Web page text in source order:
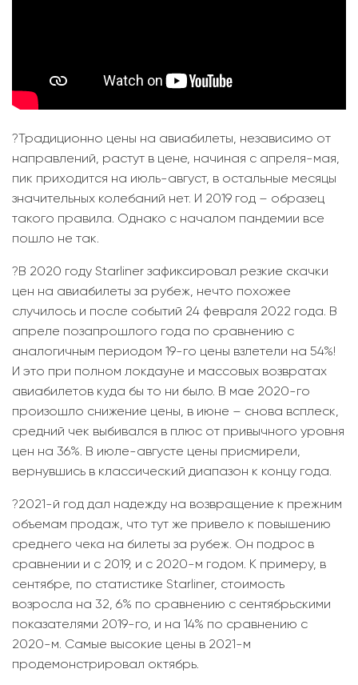
?Традиционно цены на авиабилеты, независимо от
направлений, растут в цене, начиная с апреля-мая,
пик приходится на июль-август, в остальные месяцы
значительных колебаний нет. И 2019 год – образец
такого правила. Однако с началом пандемии все
пошло не так.
?В 2020 году Starliner зафиксировал резкие скачки
цен на авиабилеты за рубеж, нечто похожее
случилось и после событий 24 февраля 2022 года. В
апреле позапрошлого года по сравнению с
аналогичным периодом 19-го цены взлетели на 54%!
И это при полном локдауне и массовых возвратах
авиабилетов куда бы то ни было. В мае 2020-го
произошло снижение цены, в июне – снова всплеск,
средний чек выбивался в плюс от привычного уровня
цен на 36%. В июле-августе цены присмирели,
вернувшись в классический диапазон к концу года.
?2021-й год дал надежду на возвращение к прежним
объемам продаж, что тут же привело к повышению
среднего чека на билеты за рубеж. Он подрос в
сравнении и с 2019, и с 2020-м годом. К примеру, в
сентябре, по статистике Starliner, стоимость
возросла на 32, 6% по сравнению с сентябрьскими
показателями 2019-го, и на 14% по сравнению с
2020-м. Самые высокие цены в 2021-м
продемонстрировал октябрь.